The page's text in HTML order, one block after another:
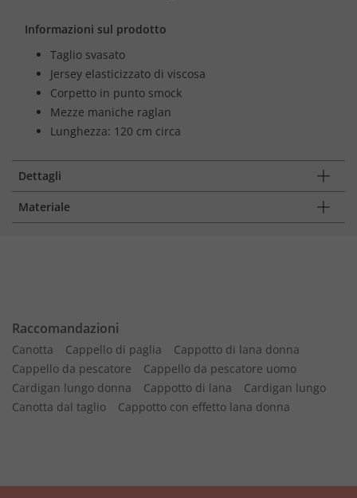
Informazioni sul prodotto
Taglio svasato
Jersey elasticizzato di viscosa
Corpetto in punto smock
Mezze maniche raglan
Lunghezza: 120 cm circa
Dettagli
Materiale
Raccomandazioni
Canotta Cappello di paglia
Cappotto di lana donna
Cappello da pescatore
Cappello da pescatore uomo
Cardigan lungo donna
Cappotto di lana
Cardigan lungo
Canotta dal taglio
Cappotto con effetto lana donna